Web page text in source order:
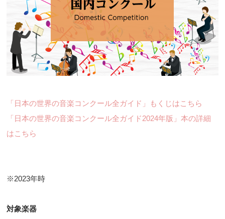
「日本の世界の音楽コンクール全ガイド」もくじはこちら
「日本の世界の音楽コンクール全ガイド2024年版」本の詳細
はこちら
※2023年時
対象楽器